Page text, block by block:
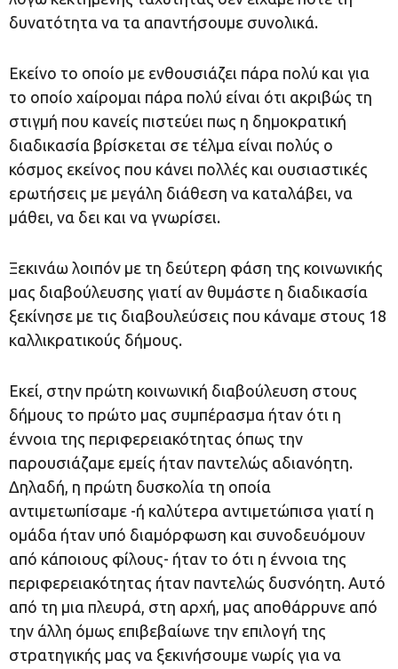
δυνατότητα να τα απαντήσουμε συνολικά.
Εκείνο το οποίο με ενθουσιάζει πάρα πολύ και για
το οποίο χαίρομαι πάρα πολύ είναι ότι ακριβώς τη
στιγμή που κανείς πιστεύει πως η δημοκρατική
διαδικασία βρίσκεται σε τέλμα είναι πολύς ο
κόσμος εκείνος που κάνει πολλές και ουσιαστικές
ερωτήσεις με μεγάλη διάθεση να καταλάβει, να
μάθει, να δει και να γνωρίσει.
Ξεκινάω λοιπόν με τη δεύτερη φάση της κοινωνικής
μας διαβούλευσης γιατί αν θυμάστε η διαδικασία
ξεκίνησε με τις διαβουλεύσεις που κάναμε στους 18
καλλικρατικούς δήμους.
Εκεί, στην πρώτη κοινωνική διαβούλευση στους
δήμους το πρώτο μας συμπέρασμα ήταν ότι η
έννοια της περιφερειακότητας όπως την
παρουσιάζαμε εμείς ήταν παντελώς αδιανόητη.
Δηλαδή, η πρώτη δυσκολία τη οποία
αντιμετωπίσαμε -ή καλύτερα αντιμετώπισα γιατί η
ομάδα ήταν υπό διαμόρφωση και συνοδευόμουν
από κάποιους φίλους- ήταν το ότι η έννοια της
περιφερειακότητας ήταν παντελώς δυσνόητη. Αυτό
από τη μια πλευρά, στη αρχή, μας αποθάρρυνε από
την άλλη όμως επιβεβαίωνε την επιλογή της
στρατηγικής μας να ξεκινήσουμε νωρίς για να